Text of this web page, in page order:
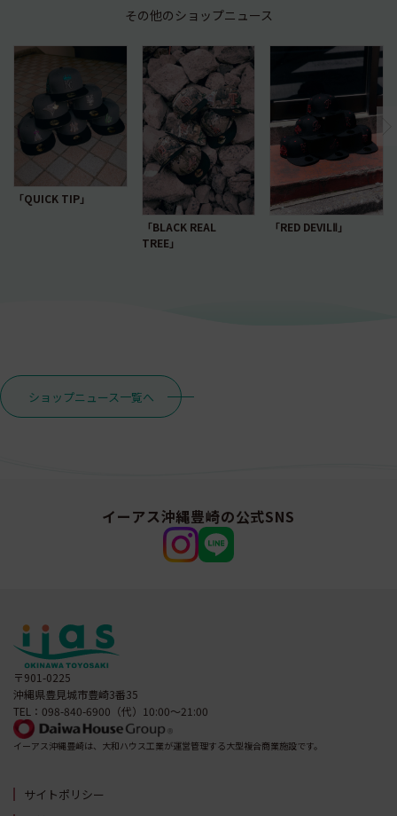
その他のショップニュース
「QUICK TIP」
「BLACK REAL
TREE」
「RED DEVILⅡ」
ショップニュース一覧へ
イーアス沖縄豊崎の公式SNS
〒901-0225
沖縄県豊見城市豊崎3番35
TEL：098-840-6900（代）10:00～21:00
イーアス沖縄豊崎は、大和ハウス工業が運営管理する大型複合商業施設です。
サイトポリシー